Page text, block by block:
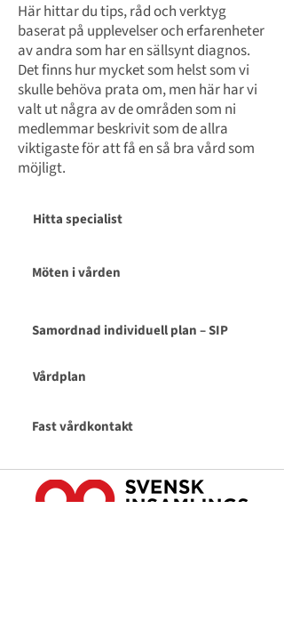
Här hittar du tips, råd och verktyg
baserat på upplevelser och erfarenheter
av andra som har en sällsynt diagnos.
Det finns hur mycket som helst som vi
skulle behöva prata om, men här har vi
valt ut några av de områden som ni
medlemmar beskrivit som de allra
viktigaste för att få en så bra vård som
möjligt.
Hitta specialist
Möten i vården
Samordnad individuell plan – SIP
Vårdplan
Fast vårdkontakt